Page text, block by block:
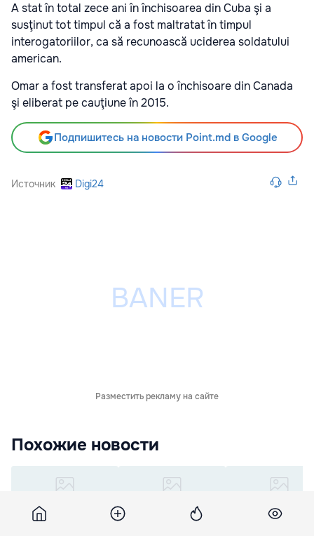
A stat în total zece ani în închisoarea din Cuba şi a
susţinut tot timpul că a fost maltratat în timpul
interogatoriilor, ca să recunoască uciderea soldatului
american.
Omar a fost transferat apoi la o închisoare din Canada
şi eliberat pe cauţiune în 2015.
Подпишитесь на новости Point.md в Google
Источник Digi24
Разместить рекламу на сайте
Похожие новости